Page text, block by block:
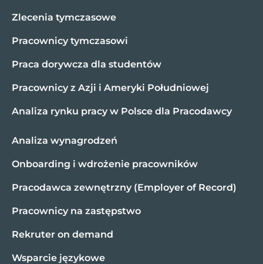
Zlecenia tymczasowe
Pracownicy tymczasowi
Praca dorywcza dla studentów
Pracownicy z Azji i Ameryki Południowej
Analiza rynku pracy w Polsce dla Pracodawcy
Analiza wynagrodzeń
Onboarding i wdrożenie pracowników
Pracodawca zewnętrzny (Employer of Record)
Pracownicy na zastępstwo
Rekruter on demand
Wsparcie językowe